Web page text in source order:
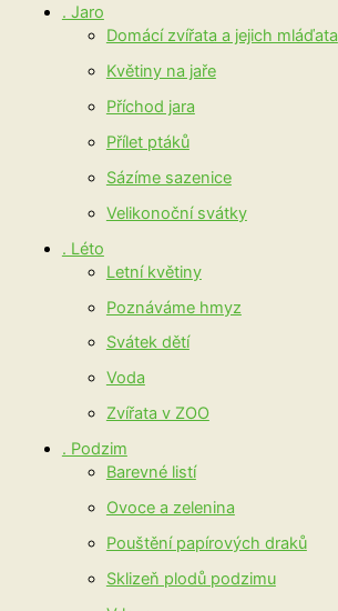
. Jaro
Domácí zvířata a jejich mláďata
Květiny na jaře
Příchod jara
Přílet ptáků
Sázíme sazenice
Velikonoční svátky
. Léto
Letní květiny
Poznáváme hmyz
Svátek dětí
Voda
Zvířata v ZOO
. Podzim
Barevné listí
Ovoce a zelenina
Pouštění papírových draků
Sklizeň plodů podzimu